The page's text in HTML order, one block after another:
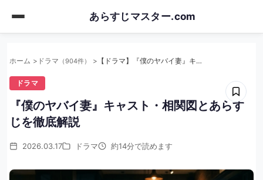
content
あらすじマスター.com
ホーム ドラマ （904件） 【ドラマ】『僕のヤバイ妻』キャスト・相関図とあらすじを徹底解説
ドラマ
『僕のヤバイ妻』キャスト・相関図とあらす
じを徹底解説
2026.03.17 ドラマ 約14分で読めます